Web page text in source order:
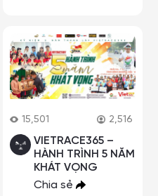
15,501 2,516
VIETRACE365 –
HÀNH TRÌNH 5 NĂM
KHÁT VỌNG
Chia sẻ